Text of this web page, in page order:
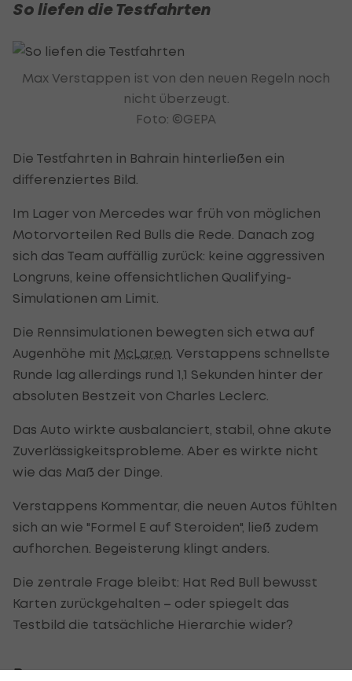
So liefen die Testfahrten
Max Verstappen ist von den neuen Regeln noch
nicht überzeugt.
Foto: ©GEPA
Die Testfahrten in Bahrain hinterließen ein
differenziertes Bild.
Im Lager von Mercedes war früh von möglichen
Motorvorteilen Red Bulls die Rede. Danach zog
sich das Team auffällig zurück: keine aggressiven
Longruns, keine offensichtlichen Qualifying-
Simulationen am Limit.
Die Rennsimulationen bewegten sich etwa auf
Augenhöhe mit McLaren. Verstappens schnellste
Runde lag allerdings rund 1,1 Sekunden hinter der
absoluten Bestzeit von Charles Leclerc.
Das Auto wirkte ausbalanciert, stabil, ohne akute
Zuverlässigkeitsprobleme. Aber es wirkte nicht
wie das Maß der Dinge.
Verstappens Kommentar, die neuen Autos fühlten
sich an wie "Formel E auf Steroiden", ließ zudem
aufhorchen. Begeisterung klingt anders.
Die zentrale Frage bleibt: Hat Red Bull bewusst
Karten zurückgehalten – oder spiegelt das
Testbild die tatsächliche Hierarchie wider?
Prognose